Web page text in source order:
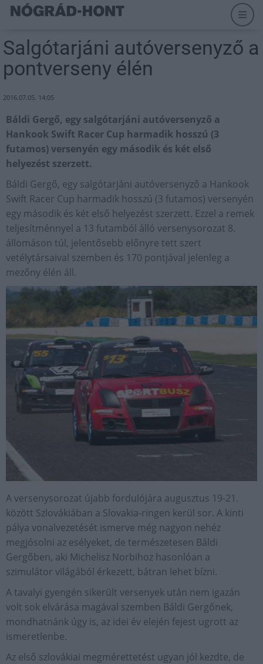
Salgótarjáni autóversenyző a
pontverseny élén
2016.07.05. 14:05
Báldi Gergő, egy salgótarjáni autóversenyző a
Hankook Swift Racer Cup harmadik hosszú (3
futamos) versenyén egy második és két első
helyezést szerzett.
Báldi Gergő, egy salgótarjáni autóversenyző a Hankook
Swift Racer Cup harmadik hosszú (3 futamos) versenyén
egy második és két első helyezést szerzett. Ezzel a remek
teljesítménnyel a 13 futamból álló versenysorozat 8.
állomáson túl, jelentősebb előnyre tett szert
vetélytársaival szemben és 170 pontjával jelenleg a
mezőny élén áll.
A versenysorozat újabb fordulójára augusztus 19-21.
között Szlovákiában a Slovakia-ringen kerül sor. A kinti
pálya vonalvezetését ismerve még nagyon nehéz
megjósolni az esélyeket, de természetesen Báldi
Gergőben, aki Michelisz Norbihoz hasonlóan a
szimulátor világából érkezett, bátran lehet bízni.
A tavalyi gyengén sikerült versenyek után nem igazán
volt sok elvárása magával szemben Báldi Gergőnek,
mondhatnánk úgy is, az idei év elején fejest ugrott az
ismeretlenbe.
Az első szlovákiai megmérettetést ugyan jól kezdte, de